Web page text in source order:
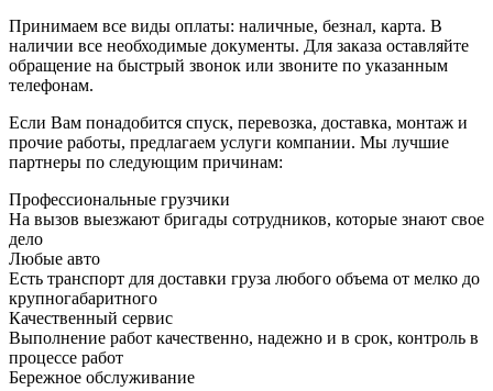
Принимаем все виды оплаты: наличные, безнал, карта. В
наличии все необходимые документы. Для заказа оставляйте
обращение на быстрый звонок или звоните по указанным
телефонам.
Если Вам понадобится спуск, перевозка, доставка, монтаж и
прочие работы, предлагаем услуги компании. Мы лучшие
партнеры по следующим причинам:
Профессиональные грузчики
На вызов выезжают бригады сотрудников, которые знают свое
дело
Любые авто
Есть транспорт для доставки груза любого объема от мелко до
крупногабаритного
Качественный сервис
Выполнение работ качественно, надежно и в срок, контроль в
процессе работ
Бережное обслуживание